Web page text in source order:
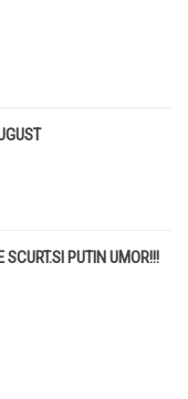
SCURT.SI PUTIN UMOR!!!